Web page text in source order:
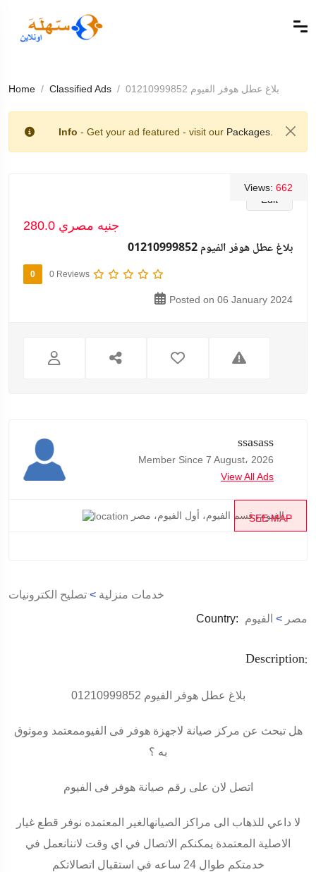
Home Classified Ads بلاغ عطل هوفر الفيوم 01210999852
Info - Get your ad featured - visit our Packages.
Edit
Views: 662
280.0 جنيه مصري
بلاغ عطل هوفر الفيوم 01210999852
0 0 Reviews
Posted on 06 January 2024
ssasass
Member Since 7 August، 2026
View All Ads
SEE MAP
الفيوم، قسم الفيوم، أول الفيوم، مصر...
خدمات منزلية > تصليح الكترونيات
Country:
مصر > الفيوم
Description:
بلاغ عطل هوفر الفيوم 01210999852
هل تبحث عن مركز صيانة لاجهزة هوفر فى الفيوممعتمد وموثوق
به ؟
اتصل لان على رقم صيانة هوفر فى الفيوم
لا داعي للذهاب الى مراكز الصيانهالغير المعتمده نوفر قطع غيار
الاصلية المعتمدة يمكنكم الاتصال في اي وقت لاننانعمل في
خدمتكم طوال 24 ساعه في استقبال اتصالاتكم